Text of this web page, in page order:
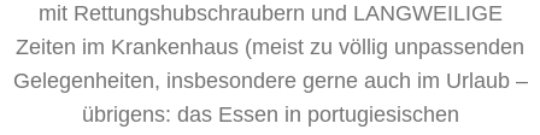
mit Rettungshubschraubern und LANGWEILIGE
Zeiten im Krankenhaus (meist zu völlig unpassenden
Gelegenheiten, insbesondere gerne auch im Urlaub –
übrigens: das Essen in portugiesischen